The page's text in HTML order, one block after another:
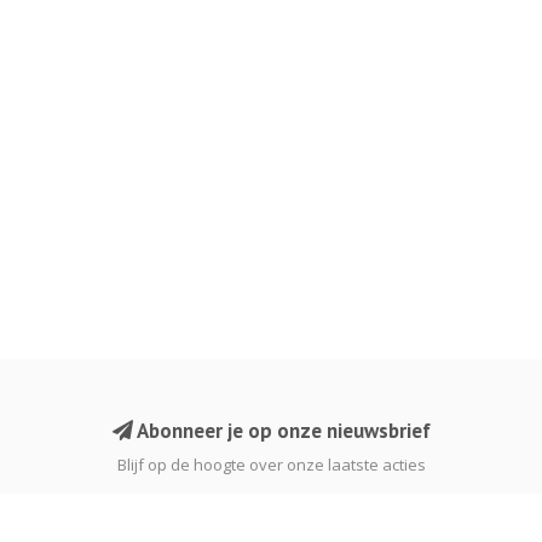
Abonneer je op onze nieuwsbrief
Blijf op de hoogte over onze laatste acties